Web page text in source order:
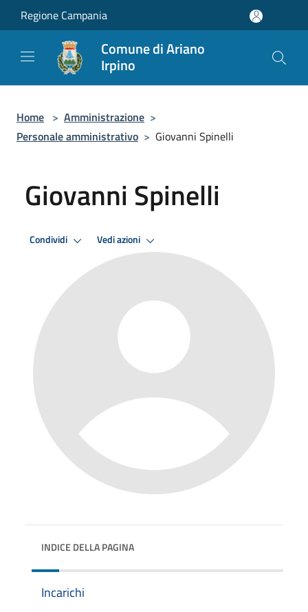
Salta al contenuto principale
Regione Campania
Comune di Ariano
Irpino
Home > Amministrazione >
Personale amministrativo > Giovanni Spinelli
Giovanni Spinelli
Condividi Vedi azioni
INDICE DELLA PAGINA
Incarichi